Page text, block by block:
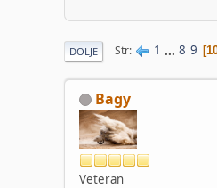
DOLJE Str 1 ... 8 9
Bagy
Veteran